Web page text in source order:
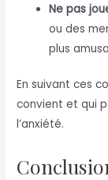
Ne pas
ou des
plus
En suivant ces
convient et qui
l’anxiété.